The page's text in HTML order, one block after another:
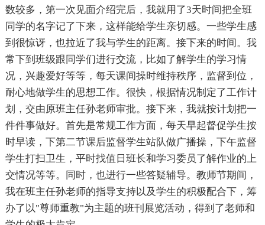
数较多，第一次见面介绍完后，我就用了3天时间把全班
同学的名字记了下来，这样能给学生亲切感。一些学生感
到很惊讶，也拉近了我与学生的距离。接下来的时间。我
常下到班级跟同学们进行交流，比如了解学生的学习情
况，兴趣爱好等等，每天课间操时维持秩序，监督到位，
耐心地做学生的思想工作。很快，根据情况制定了工作计
划，交由原班主任孙老师审批。接下来，我就按计划把一
件件事做好。首先是常规工作方面，每天早起督促学生按
时早读，下第二节课后监督学生站队做广播操，下午监督
学生打扫卫生，平时找值日班长和学习委员了解作业的上
交情况等等。同时，也进行一些答疑辅导。教师节期间，
我在班主任孙老师的指导支持以及学生的积极配合下，筹
办了以"尊师重教"为主题的班刊展览活动，得到了老师和